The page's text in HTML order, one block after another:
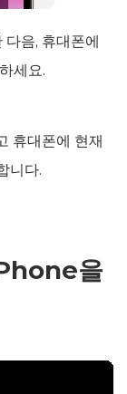
음, 휴대폰에
세요.
휴대폰에 현재
니다.
을